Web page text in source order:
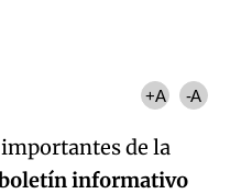
+A -A
de la
informativo